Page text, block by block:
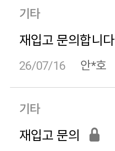
26/01/27
기타
재입고 문의합니다
26/07/16 안*호
기타
재입고 문의